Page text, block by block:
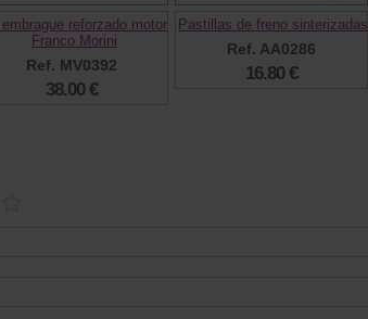
embrague reforzado motor
Franco Morini
Ref. MV0392
38.00 €
Pastillas de freno sinterizadas
Ref. AA0286
16.80 €